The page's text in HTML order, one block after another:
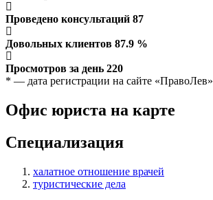
Проведено консультаций 87
Довольных клиентов 87.9 %
Просмотров за день 220
* — дата регистрации на сайте «ПравоЛев»
Офис юриста на карте
Специализация
халатное отношение врачей
туристические дела